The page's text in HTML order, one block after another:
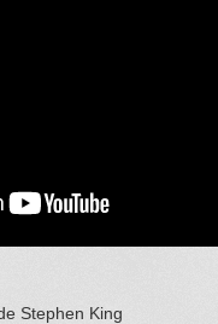
Stephen King